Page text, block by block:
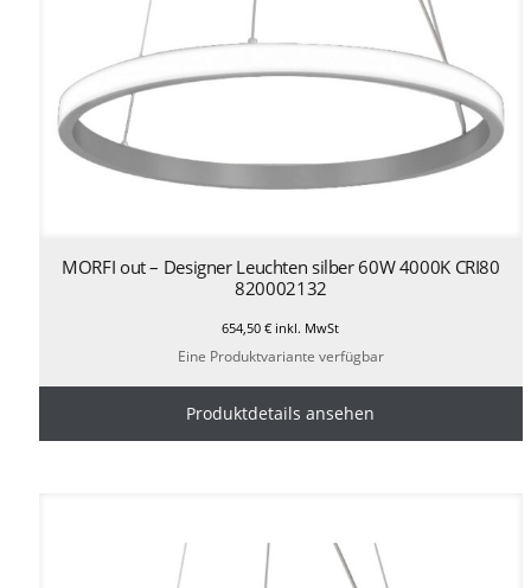
MORFI out – Designer Leuchten silber 60W 4000K CRI80
820002132
654,50€ inkl. MwSt
Eine Produktvariante verfügbar
Produktdetails ansehen